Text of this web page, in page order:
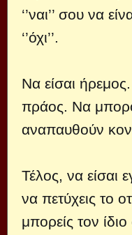
‘’ναι’’ σου να
‘’όχι’’.
Να είσαι
πράος. Να
αναπαυθούν
Τέλος, να είσαι
να πετύχεις το
μπορείς τον